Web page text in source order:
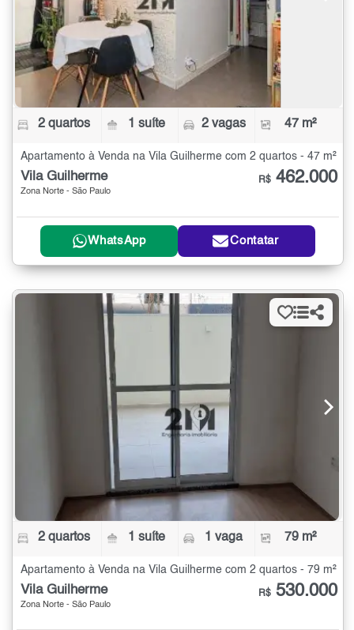
2 quartos 1 suíte 2 vagas 47 m²
Apartamento à Venda na Vila Guilherme com 2 quartos - 47 m²
Vila Guilherme
Zona Norte - São Paulo
R$ 462.000
WhatsApp Contatar
2 quartos 1 suíte 1 vaga 79 m²
Apartamento à Venda na Vila Guilherme com 2 quartos - 79 m²
Vila Guilherme
Zona Norte - São Paulo
R$ 530.000